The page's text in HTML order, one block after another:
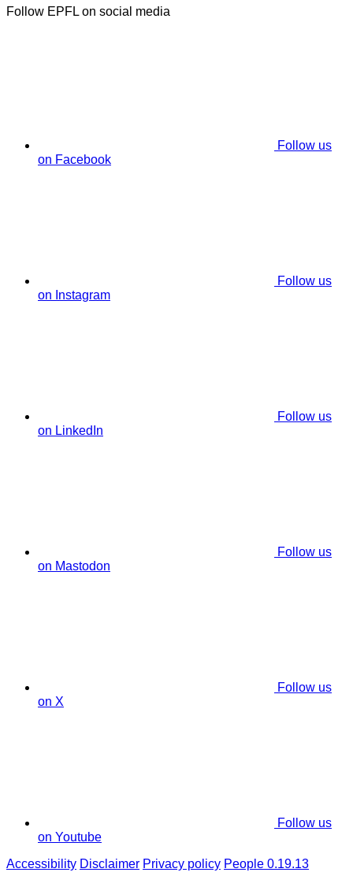
Follow EPFL on social media
Follow us
on Facebook
Follow us
on Instagram
Follow us
on LinkedIn
Follow us
on Mastodon
Follow us
on X
Follow us
on Youtube
Accessibility Disclaimer Privacy policy People 0.19.13